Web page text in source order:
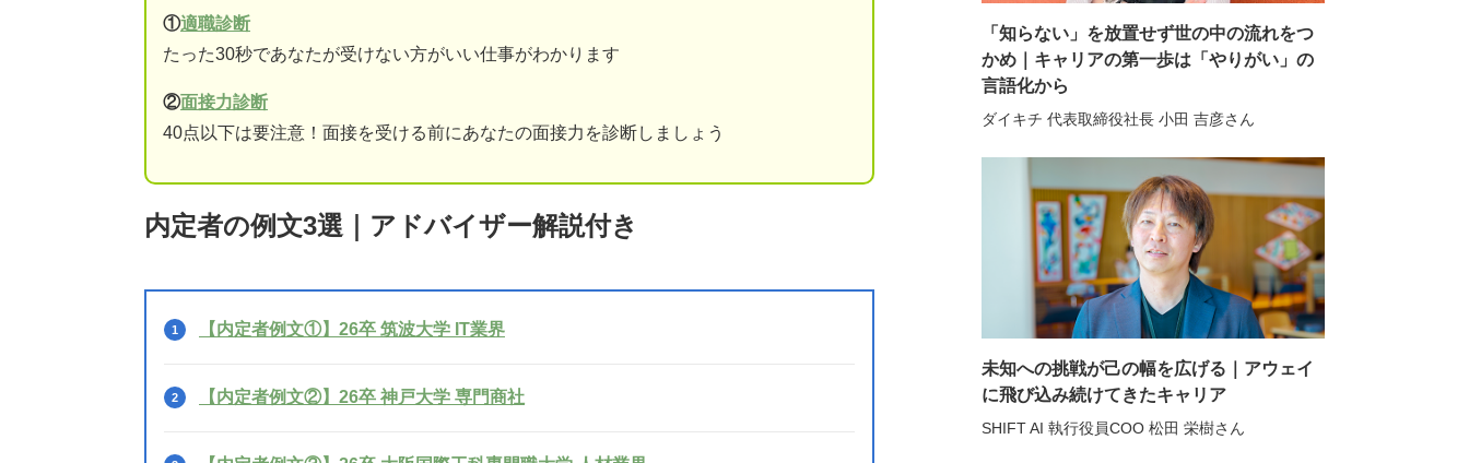
①適職診断
たった30秒であなたが受けない方がいい仕事がわかります
②面接力診断
40点以下は要注意！面接を受ける前にあなたの面接力を診断しましょう
内定者の例文3選｜アドバイザー解説付き
【内定者例文①】26卒 筑波大学 IT業界
【内定者例文②】26卒 神戸大学 専門商社
「知らない」を放置せず世の中の流れをつ
かめ｜キャリアの第一歩は「やりがい」の
言語化から
ダイキチ 代表取締役社長 小田 吉彦さん
未知への挑戦が己の幅を広げる｜アウェイ
に飛び込み続けてきたキャリア
SHIFT AI 執行役員COO 松田 栄樹さん